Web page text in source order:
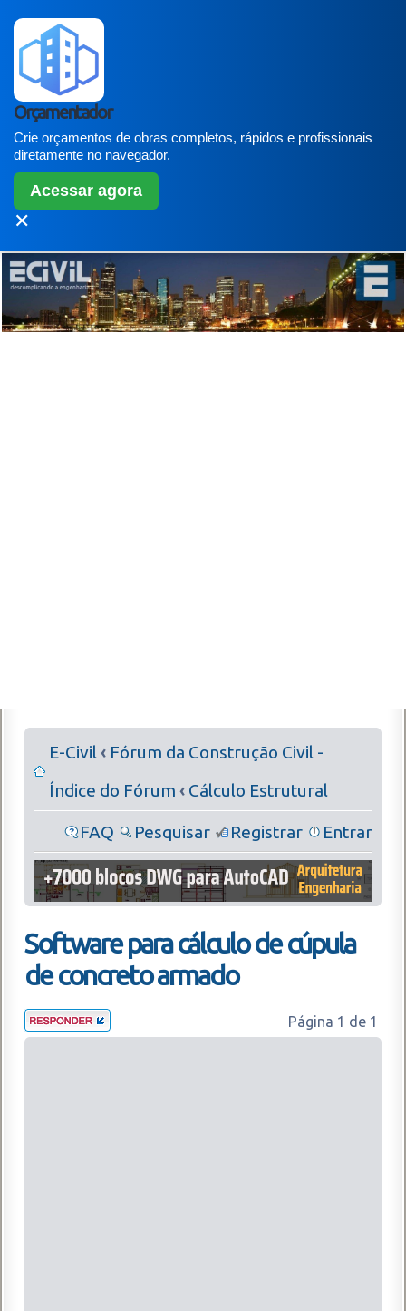
Orçamentador
Crie orçamentos de obras completos, rápidos e profissionais
diretamente no navegador.
Acessar agora
✕
E-Civil‹ Fórum da Construção Civil -
Índice do Fórum ‹ Cálculo Estrutural
FAQ Pesquisar Registrar Entrar
Software para cálculo de cúpula
de concreto armado
Página 1 de 1